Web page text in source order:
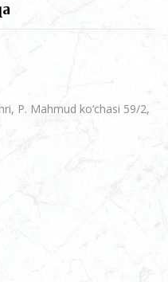
P. Mahmud ko‘chasi 59/2,